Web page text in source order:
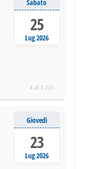
Lug 2026
Sabato
25
4 di 1.715
Lug 2026
Giovedì
23